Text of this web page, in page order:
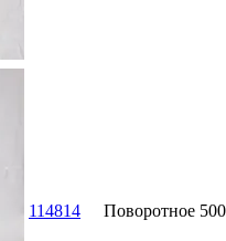
114814 Поворотное